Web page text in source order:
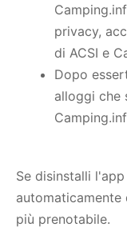
privacy,
di ACSI e
Dopo
alloggi che
Se disinstalli
automaticamente
più prenotabile.